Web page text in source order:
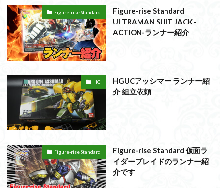
Figure-rise Standard
Figure-rise Standard
ULTRAMAN SUIT JACK -
ACTION-ランナー紹介
HG
HGUCアッシマー ランナー紹
介 組立依頼
Figure-rise Standard
Figure-rise Standard 仮面ラ
イダーブレイドのランナー紹
介です